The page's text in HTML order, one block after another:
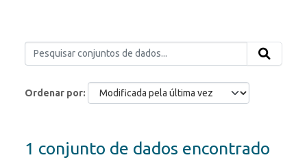
Ordenar por
1 conjunto de dados encontrado